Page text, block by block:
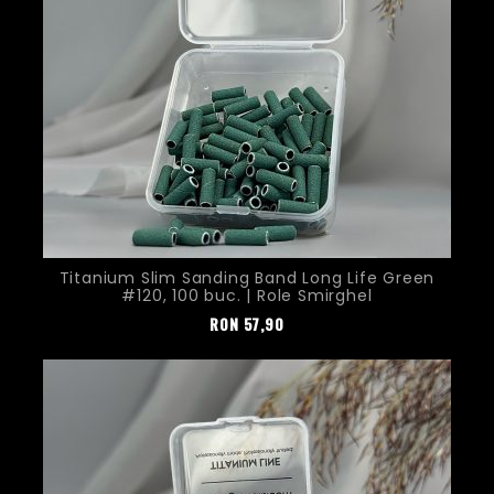
Titanium Slim Sanding Band Long Life Green
#120, 100 buc. | Role Smirghel
Pret
RON 57,90